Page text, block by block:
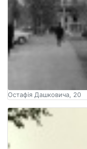
Остафія Дашковича, 20